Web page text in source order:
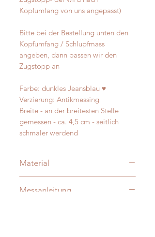
Kopfumfang von uns angepasst)
Bitte bei der Bestellung unten den
Kopfumfang / Schlupfmass
angeben, dann passen wir den
Zugstopp an
Farbe: dunkles Jeansblau ♥
Verzierung: Antikmessing
Breite - an der breitesten Stelle
gemessen - ca. 4,5 cm - seitlich
schmaler werdend
Material
Verzierung: je nach Modell:
Messanleitung